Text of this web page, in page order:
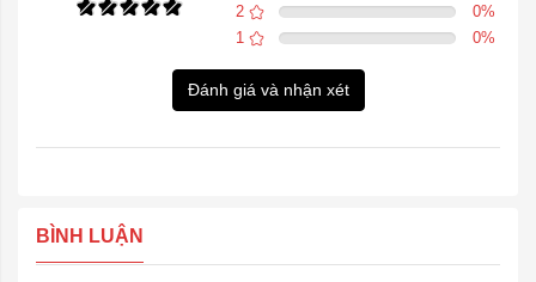
2
0%
1
0%
Đánh giá và nhận xét
BÌNH LUẬN